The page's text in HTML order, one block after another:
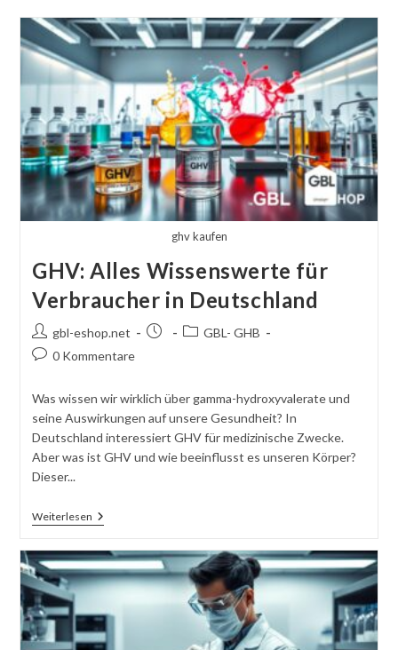
ghv kaufen
GHV: Alles Wissenswerte für
Verbraucher in Deutschland
Autor
des
gbl-eshop.net
BeitragBeitragskategorie:
GBL- GHB
Kommentare
0 Kommentare
Was wissen wir wirklich über gamma-hydroxyvalerate und
seine Auswirkungen auf unsere Gesundheit? In
Deutschland interessiert GHV für medizinische Zwecke.
Aber was ist GHV und wie beeinflusst es unseren Körper?
Dieser...
WeiterlesenGHV:
Alles
Für
Verbraucher
In